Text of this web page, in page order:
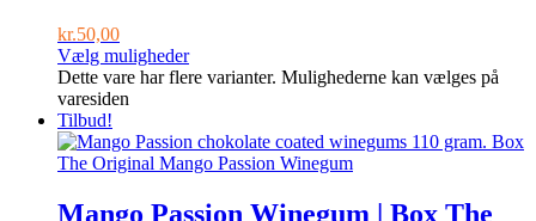
kr.50,00
Vælg muligheder
Dette vare har flere varianter. Mulighederne kan vælges på
varesiden
Tilbud!
Mango Passion Winegum | Box The